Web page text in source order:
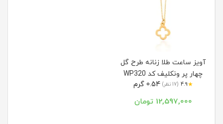
آویز ساعت طلا زنانه طرح گل
چهار پر ونکلیف کد WP320
★
4.9 (17 نظر) 0.54 گرم
12,597,000 تومان